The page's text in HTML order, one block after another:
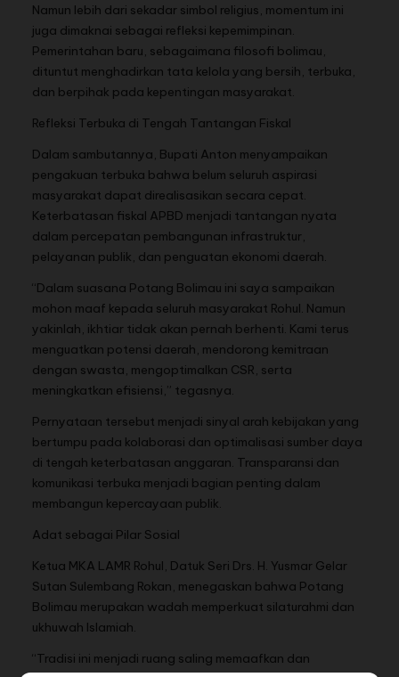
Namun lebih dari sekadar simbol religius, momentum ini
juga dimaknai sebagai refleksi kepemimpinan.
Pemerintahan baru, sebagaimana filosofi bolimau,
dituntut menghadirkan tata kelola yang bersih, terbuka,
dan berpihak pada kepentingan masyarakat.
Refleksi Terbuka di Tengah Tantangan Fiskal
Dalam sambutannya, Bupati Anton menyampaikan
pengakuan terbuka bahwa belum seluruh aspirasi
masyarakat dapat direalisasikan secara cepat.
Keterbatasan fiskal APBD menjadi tantangan nyata
dalam percepatan pembangunan infrastruktur,
pelayanan publik, dan penguatan ekonomi daerah.
“Dalam suasana Potang Bolimau ini saya sampaikan
mohon maaf kepada seluruh masyarakat Rohul. Namun
yakinlah, ikhtiar tidak akan pernah berhenti. Kami terus
menguatkan potensi daerah, mendorong kemitraan
dengan swasta, mengoptimalkan CSR, serta
meningkatkan efisiensi,” tegasnya.
Pernyataan tersebut menjadi sinyal arah kebijakan yang
bertumpu pada kolaborasi dan optimalisasi sumber daya
di tengah keterbatasan anggaran. Transparansi dan
komunikasi terbuka menjadi bagian penting dalam
membangun kepercayaan publik.
Adat sebagai Pilar Sosial
Ketua MKA LAMR Rohul, Datuk Seri Drs. H. Yusmar Gelar
Sutan Sulembang Rokan, menegaskan bahwa Potang
Bolimau merupakan wadah memperkuat silaturahmi dan
ukhuwah Islamiah.
“Tradisi ini menjadi ruang saling memaafkan dan